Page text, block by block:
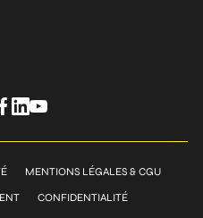
MENTIONS LÉGALES & CGU
CONFIDENTIALITÉ